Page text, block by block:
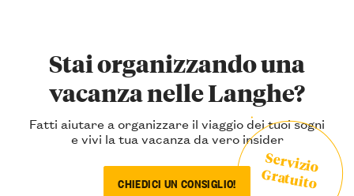
Stai organizzando una
vacanza nelle Langhe?
Fatti aiutare a organizzare il viaggio dei tuoi sogni
e vivi la tua vacanza da vero insider
CHIEDICI UN CONSIGLIO!
Servizio
Gratuito